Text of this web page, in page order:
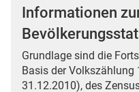
Informationen
Grundlage sind die
Basis der
31.12.2010), des